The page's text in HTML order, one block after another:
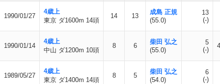
1990/01/27
4歳上
東京 ダ1600m 14頭
14 13
成島 正規
(55.0)
13
(-)
1990/01/14
4歳上
中山 ダ1200m 10頭
8 6
柴田 弘之
(55.0)
5
(-)
1989/05/27
4歳上
東京 ダ1400m 14頭
8 5
柴田 弘之
(54.0)
6
(-)